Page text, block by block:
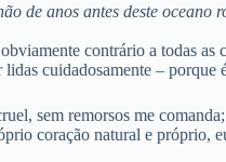
de anos antes deste oceano
contrário a todas as
cuidadosamente –
sem remorsos me
coração natural e próprio,